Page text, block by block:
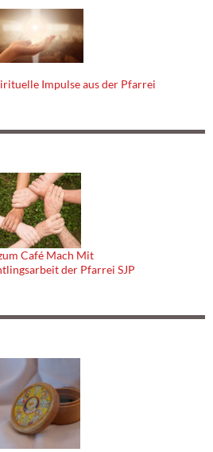
Impulse aus der Pfarrei
Café Mach Mit
der Pfarrei SJP